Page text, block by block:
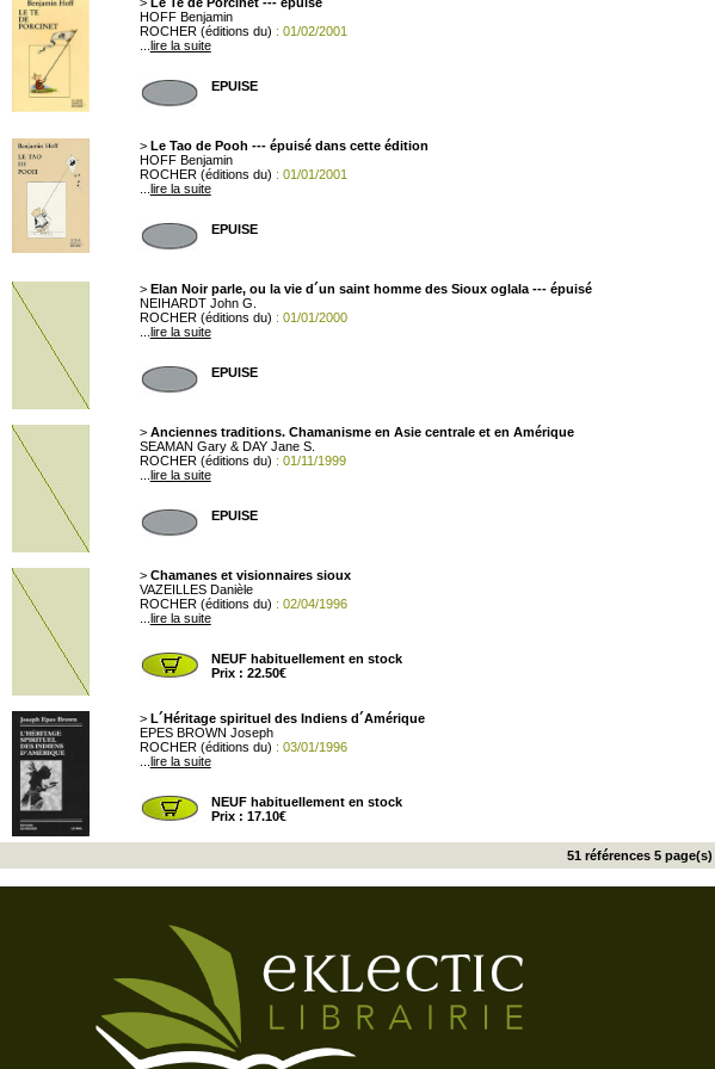
HOFF Benjamin
ROCHER (éditions du) : 01/02/2001
lire la suite
EPUISE
> Le Tao de Pooh --- épuisé dans cette édition
HOFF Benjamin
ROCHER (éditions du) : 01/01/2001
lire la suite
EPUISE
> Elan Noir parle, ou la vie d´un saint homme des Sioux oglala --- épuisé
NEIHARDT John G.
ROCHER (éditions du) : 01/01/2000
lire la suite
EPUISE
> Anciennes traditions. Chamanisme en Asie centrale et en Amérique
SEAMAN Gary & DAY Jane S.
ROCHER (éditions du) : 01/11/1999
lire la suite
EPUISE
> Chamanes et visionnaires sioux
VAZEILLES Danièle
ROCHER (éditions du) : 02/04/1996
lire la suite
NEUF habituellement en stock
Prix : 22.50€
> L´Héritage spirituel des Indiens d´Amérique
EPES BROWN Joseph
ROCHER (éditions du) : 03/01/1996
lire la suite
NEUF habituellement en stock
Prix : 17.10€
51 références 5 page(s)